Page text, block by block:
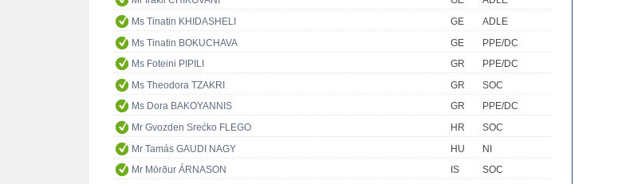
Ms Tinatin KHIDASHELI
GE
ADLE
Ms Tinatin BOKUCHAVA
GE
PPE/DC
Ms Foteini PIPILI
GR
PPE/DC
Ms Theodora TZAKRI
GR
SOC
Ms Dora BAKOYANNIS
GR
PPE/DC
Mr Gvozden Srećko FLEGO
HR
SOC
Mr Tamás GAUDI NAGY
HU
NI
Mr Mörður ÁRNASON
IS
SOC